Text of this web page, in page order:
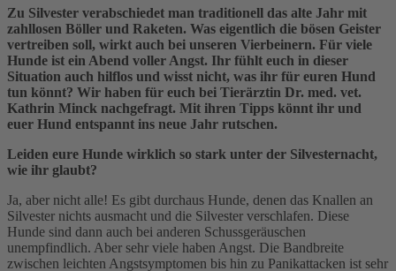
Zu Silvester verabschiedet man traditionell das alte Jahr mit
zahllosen Böller und Raketen. Was eigentlich die bösen Geister
vertreiben soll, wirkt auch bei unseren Vierbeinern. Für viele
Hunde ist ein Abend voller Angst. Ihr fühlt euch in dieser
Situation auch hilflos und wisst nicht, was ihr für euren Hund
tun könnt? Wir haben für euch bei Tierärztin Dr. med. vet.
Kathrin Minck nachgefragt. Mit ihren Tipps könnt ihr und
euer Hund entspannt ins neue Jahr rutschen.
Leiden eure Hunde wirklich so stark unter der Silvesternacht,
wie ihr glaubt?
Ja, aber nicht alle! Es gibt durchaus Hunde, denen das Knallen an
Silvester nichts ausmacht und die Silvester verschlafen. Diese
Hunde sind dann auch bei anderen Schussgeräuschen
unempfindlich. Aber sehr viele haben Angst. Die Bandbreite
zwischen leichten Angstsymptomen bis hin zu Panikattacken ist sehr